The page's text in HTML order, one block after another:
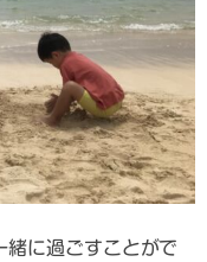
緒に過ごすことがで